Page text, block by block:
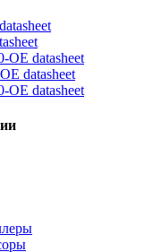
OE datasheet
datasheet
OE datasheet